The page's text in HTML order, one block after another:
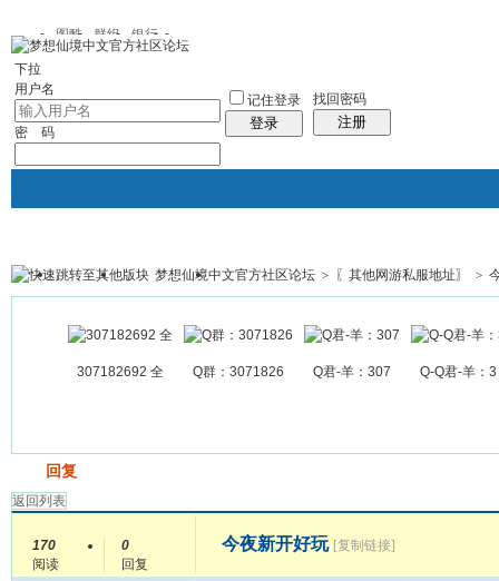
图酷 群组 银行
下拉
用户名
密 码
记住登录
登录
找回密码
注册
银行 群组聚合 我的空间
帖子
梦想仙境中文官方社区论坛 > 〖其他网游私服地址〗 >
307182692 全 Q群：3071826 Q君-羊：307 Q-Q君-羊：3
回复
返回列表
170
阅读
0
回复
今夜新开好玩 [复制链接]